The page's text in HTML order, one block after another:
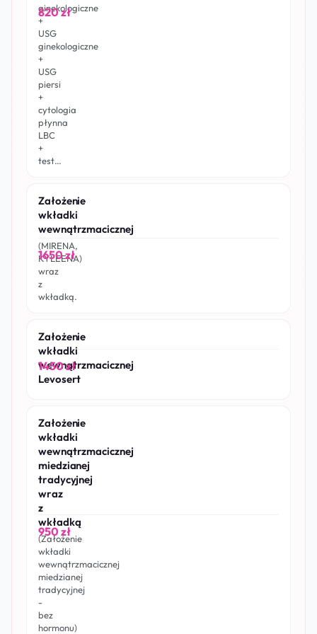
ginekologiczne
+
USG
ginekologiczne
+
USG
piersi
+
cytologia
płynna
LBC
+
test…
820 zł
Założenie
wkładki
wewnątrzmacicznej
(MIRENA,
KYLEENA)
wraz
z
wkładką.
1650 zł
Założenie
wkładki
wewnątrzmacicznej
Levosert
1450 zł
Założenie
wkładki
wewnątrzmacicznej
miedzianej
tradycyjnej
wraz
z
wkładką
(Założenie
wkładki
wewnątrzmacicznej
miedzianej
tradycyjnej
-
bez
hormonu)
950 zł